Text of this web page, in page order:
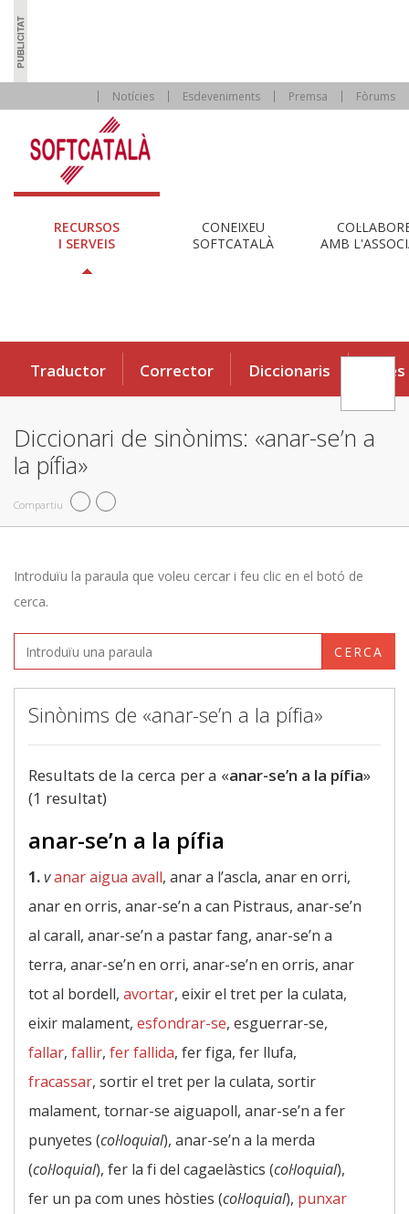
Notícies Esdeveniments Premsa Fòrums
RECURSOS
I SERVEIS
CONEIXEU
SOFTCATALÀ
AMB
Traductor Corrector Diccionaris Eines
Diccionari de sinònims: «anar-se’n a
la pífia»
Compartiu
Introduïu la paraula que voleu cercar i feu clic en el botó de
cerca.
CERCA
Sinònims de «anar-se’n a la pífia»
Resultats de la cerca per a «anar-se’n a la pífia»
(1 resultat)
anar-se’n a la pífia
1.vanar aigua avall, anar a l’ascla, anar en orri,
anar en orris, anar-se’n a can Pistraus, anar-se’n
al carall, anar-se’n a pastar fang, anar-se’n a
terra, anar-se’n en orri, anar-se’n en orris, anar
tot al bordell, avortar, eixir el tret per la culata,
eixir malament, esfondrar-se, esguerrar-se,
fallar, fallir, fer fallida, fer figa, fer llufa,
fracassar, sortir el tret per la culata, sortir
malament, tornar-se aiguapoll, anar-se’n a fer
punyetes (col·loquial), anar-se’n a la merda
(col·loquial), fer la fi del cagaelàstics (col·loquial),
fer un pa com unes hòsties (col·loquial), punxar